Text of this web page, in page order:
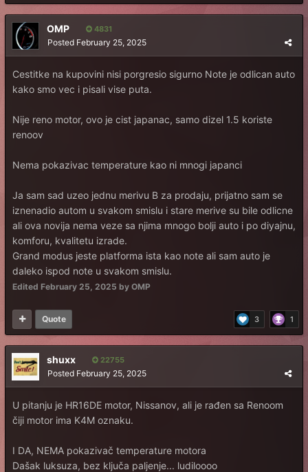
OMP 4831
Posted February 25, 2025
Cestitke na kupovini nisi porgresio sigurno Note je odlican auto
kako smo vec i pisali vise puta.
Nije reno motor, ovo je cist japanac, samo dizel 1.5 koriste
renoov
Nema pokazivac temperature kao ni mnogi japanci
Ja sam sad uzeo jednu merivu B za prodaju, prijatno sam se
iznenadio autom u svakom smislu i stare merive su bile odlicne
ali ova novija nema veze sa njima mnogo bolji auto i po diyajnu,
komforu, kvalitetu izrade.
Grand modus jeste platforma ista kao note ali sam auto je
daleko ispod note u svakom smislu.
Edited February 25, 2025 by OMP
3 1
Quote
shuxx 22755
Posted February 25, 2025
U pitanju je HR16DE motor, Nissanov, ali je rađen sa Renoom
čiji motor ima K4M oznaku.
I DA, NEMA pokazivač temperature motora
Dašak luksuza, bez ključa paljenje... ludiloooo